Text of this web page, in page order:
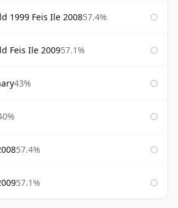
1999 Feis Ile 200857.4%
Feis Ile 200957.1%
43%
57.4%
57.1%